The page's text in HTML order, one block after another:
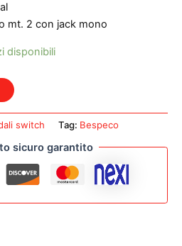
mt. 2 con jack mono
disponibili
switch Tag: Bespeco
sicuro garantito